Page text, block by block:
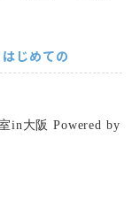
はじめての